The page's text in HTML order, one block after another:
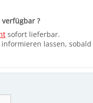
?
sofort lieferbar.
lassen,